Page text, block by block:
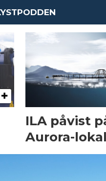
ILA påvist
Aurora-